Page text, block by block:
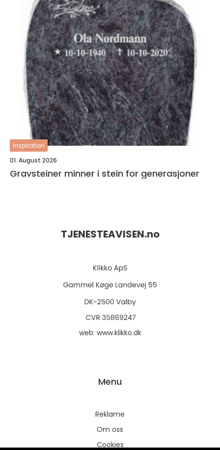
inspiration
01. August 2026
Gravsteiner minner i stein for generasjoner
TJENESTEAVISEN.no
web: www.klikko.dk
Menu
Reklame
Om oss
Cookies